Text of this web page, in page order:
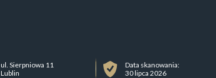
ul. Sierpniowa 11
Lublin
Data skanowania:
30 lipca 2026